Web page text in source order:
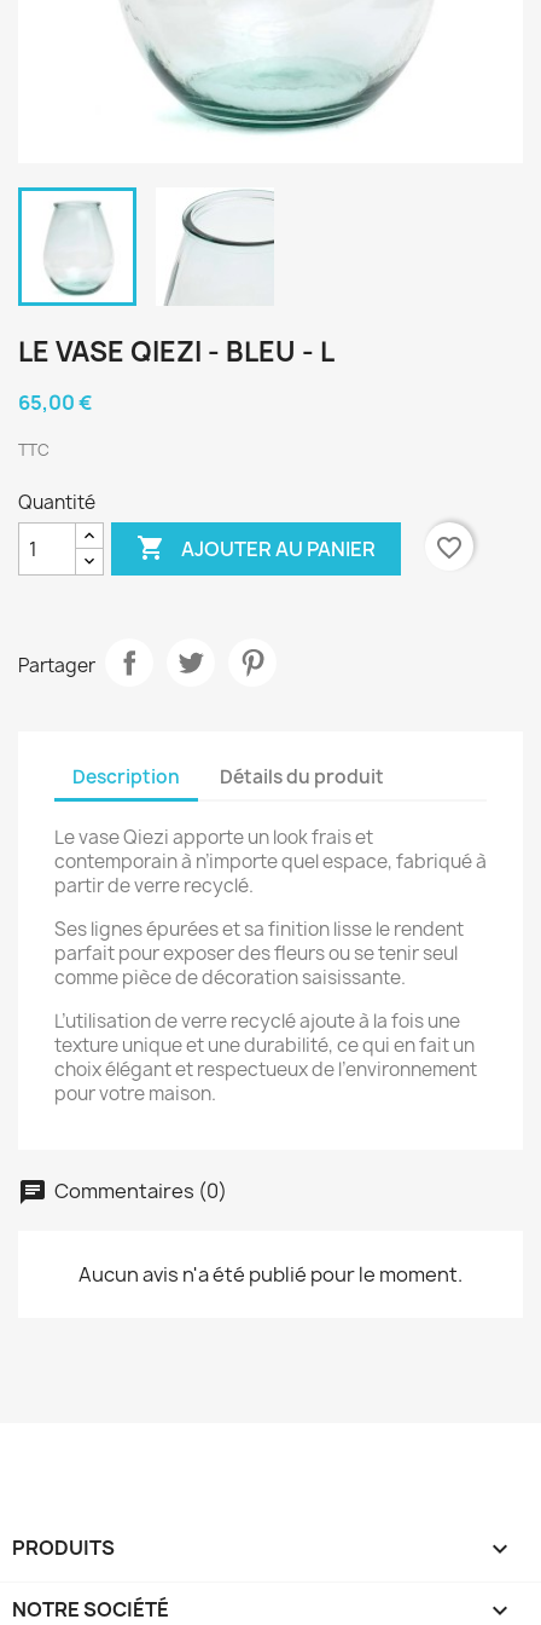
LE VASE QIEZI - BLEU - L
65,00 €
TTC
Quantité
 AJOUTER AU PANIER favorite_border
Partager
Description Détails du produit
Le vase Qiezi apporte un look frais et
contemporain à n’importe quel espace, fabriqué à
partir de verre recyclé.
Ses lignes épurées et sa finition lisse le rendent
parfait pour exposer des fleurs ou se tenir seul
comme pièce de décoration saisissante.
L’utilisation de verre recyclé ajoute à la fois une
texture unique et une durabilité, ce qui en fait un
choix élégant et respectueux de l’environnement
pour votre maison.
Commentaires (0)
Aucun avis n'a été publié pour le moment.
PRODUITS 
NOTRE SOCIÉTÉ 